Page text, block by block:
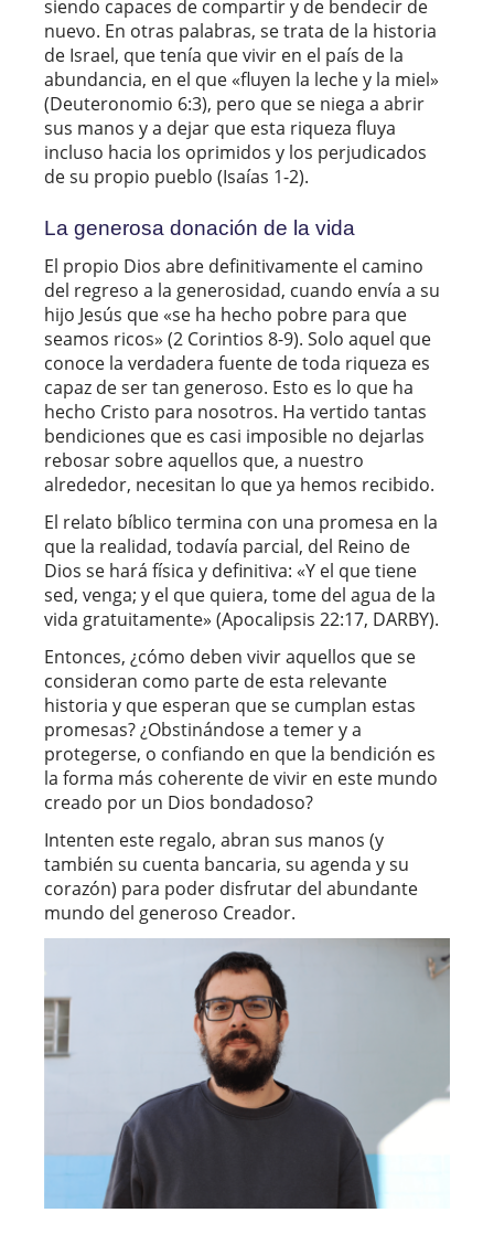
siendo capaces de compartir y de bendecir de
nuevo. En otras palabras, se trata de la historia
de Israel, que tenía que vivir en el país de la
abundancia, en el que «fluyen la leche y la miel»
(Deuteronomio 6:3), pero que se niega a abrir
sus manos y a dejar que esta riqueza fluya
incluso hacia los oprimidos y los perjudicados
de su propio pueblo (Isaías 1-2).
La generosa donación de la vida
El propio Dios abre definitivamente el camino
del regreso a la generosidad, cuando envía a su
hijo Jesús que «se ha hecho pobre para que
seamos ricos» (2 Corintios 8-9). Solo aquel que
conoce la verdadera fuente de toda riqueza es
capaz de ser tan generoso. Esto es lo que ha
hecho Cristo para nosotros. Ha vertido tantas
bendiciones que es casi imposible no dejarlas
rebosar sobre aquellos que, a nuestro
alrededor, necesitan lo que ya hemos recibido.
El relato bíblico termina con una promesa en la
que la realidad, todavía parcial, del Reino de
Dios se hará física y definitiva: «Y el que tiene
sed, venga; y el que quiera, tome del agua de la
vida gratuitamente» (Apocalipsis 22:17, DARBY).
Entonces, ¿cómo deben vivir aquellos que se
consideran como parte de esta relevante
historia y que esperan que se cumplan estas
promesas? ¿Obstinándose a temer y a
protegerse, o confiando en que la bendición es
la forma más coherente de vivir en este mundo
creado por un Dios bondadoso?
Intenten este regalo, abran sus manos (y
también su cuenta bancaria, su agenda y su
corazón) para poder disfrutar del abundante
mundo del generoso Creador.